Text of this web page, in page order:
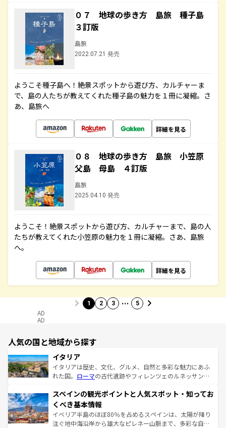
０７ 地球の歩き方 島旅 種子島
３訂版
島旅
2022.07.21 発売
ようこそ種子島へ！絶景スポットから遊び方、カルチャーま
で、島の人たちが教えてくれた種子島の魅力を１冊に凝縮。さ
あ、島旅へ
詳細を見る
０８ 地球の歩き方 島旅 小笠原
父島 母島 ４訂版
島旅
2025.04.10 発売
ようこそ！絶景スポットから遊び方、カルチャーまで、島の人
たちが教えてくれた小笠原の魅力を１冊に凝縮。さあ、島旅
へ。
詳細を見る
1 2 3 … 5
AD
AD
人気の国と地域から探す
イタリア
イタリアは歴史、文化、グルメ、自然と多彩な魅力にあふ
れた国。 ローマの古代遺跡やフィレンツェのルネッサンス
ろん、トスカーナの美しい田園風景やアマルフィ海岸の絶
景など、自然景観も見逃せない。観光の合間には、本場の
ピザやパスタなど、絶品のイタリア料理を堪能することも
できる。朝目覚めてから夜眠るまで、すべての瞬間を楽し
スペインの観光ポイントと人気スポット・知ってお
くべき基本情報
イベリア半島のほぼ80％を占めるスペインは、太陽が降り
注ぐ地中海沿岸から雄大なピレネー山脈まで、多彩な自然